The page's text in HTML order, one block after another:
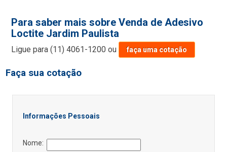
Para saber mais sobre Venda de Adesivo
Loctite Jardim Paulista
Ligue para(11) 4061-1200 ou faça uma cotação
Faça sua cotação
Informações Pessoais
Nome: